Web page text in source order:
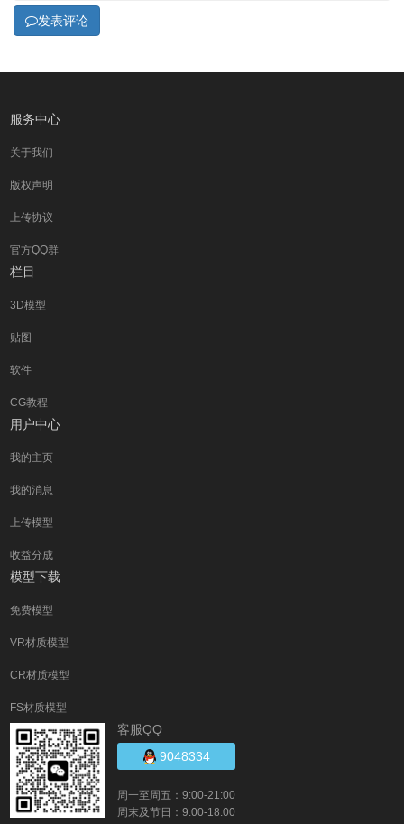
发表评论
服务中心
关于我们
版权声明
上传协议
官方QQ群
栏目
3D模型
贴图
软件
CG教程
用户中心
我的主页
我的消息
上传模型
收益分成
模型下载
免费模型
VR材质模型
CR材质模型
FS材质模型
客服QQ
9048334
周一至周五：9:00-21:00
周末及节日：9:00-18:00